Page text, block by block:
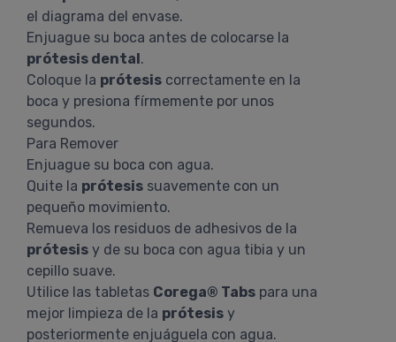
el diagrama del envase.
Enjuague su boca antes de colocarse la
prótesis dental.
Coloque la prótesis correctamente en la
boca y presiona fírmemente por unos
segundos.
Para Remover
Enjuague su boca con agua.
Quite la prótesis suavemente con un
pequeño movimiento.
Remueva los residuos de adhesivos de la
prótesis y de su boca con agua tibia y un
cepillo suave.
Utilice las tabletas Corega® Tabs para una
mejor limpieza de la prótesis y
posteriormente enjuáguela con agua.